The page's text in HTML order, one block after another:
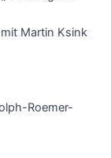
Martin Ksink
Roemer-